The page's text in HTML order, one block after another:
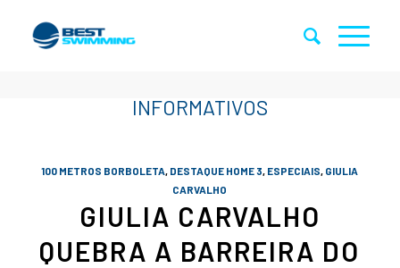
100 METROS BORBOLETA, DESTAQUE HOME 3, ESPECIAIS, GIULIA
CARVALHO
GIULIA CARVALHO
QUEBRA A BARREIRA DO